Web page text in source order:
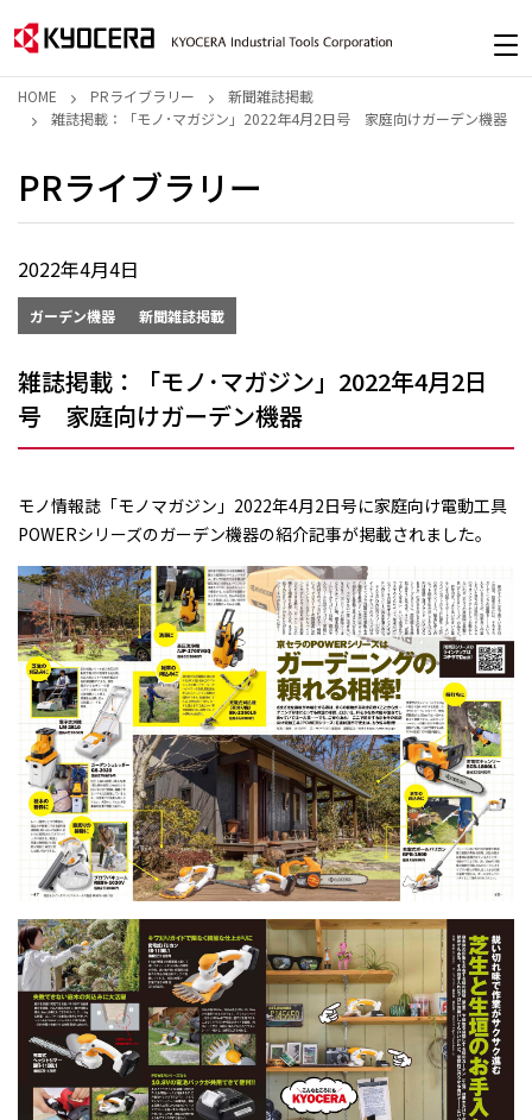
HOME PRライブラリー
新聞雑誌掲載
雑誌掲載：「モノ･マガジン」2022年4月2日号 家庭向けガーデン機器
PRライブラリー
2022年4月4日
ガーデン機器 新聞雑誌掲載
雑誌掲載：「モノ･マガジン」2022年4月2日
号 家庭向けガーデン機器
モノ情報誌「モノマガジン」2022年4月2日号に家庭向け電動工具
POWERシリーズのガーデン機器の紹介記事が掲載されました。